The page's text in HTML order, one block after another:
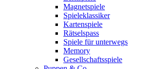
Magnetspiele
Spieleklassiker
Kartenspiele
Rätselspass
Spiele für unterwegs
Memory
Gesellschaftsspiele